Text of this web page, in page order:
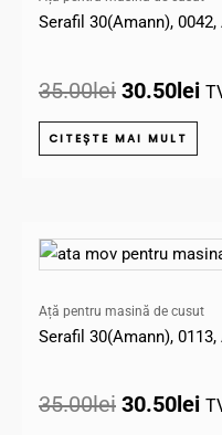
Serafil 30(Amann),
35.00lei
fost:
35.00lei.
30.50lei
CITEȘTE MAI MULT
Ață pentru masină de cusut
Serafil 30(Amann),
35.00lei
Prețul
inițial
fost:
35.00lei.
30.50lei